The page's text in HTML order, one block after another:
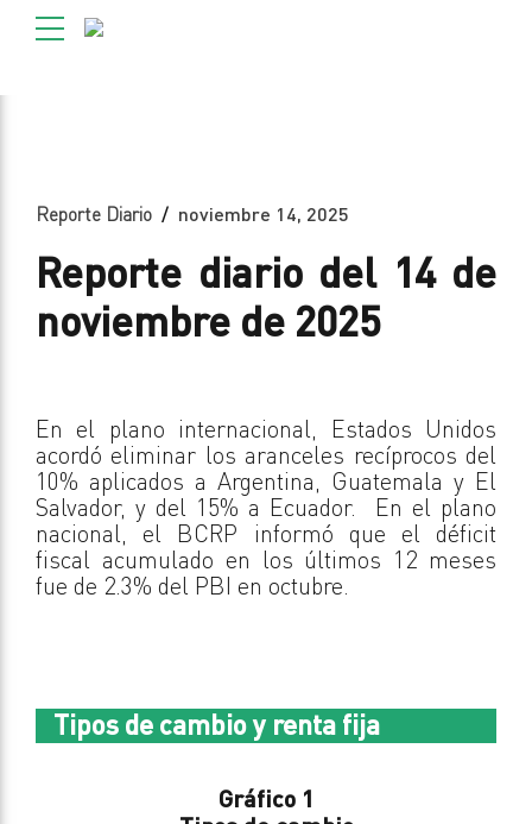
Reporte Diario noviembre 14, 2025
Reporte diario del 14 de
noviembre de 2025
En el plano internacional, Estados Unidos
acordó eliminar los aranceles recíprocos del
10% aplicados a Argentina, Guatemala y El
Salvador, y del 15% a Ecuador. En el plano
nacional, el BCRP informó que el déficit
fiscal acumulado en los últimos 12 meses
fue de 2.3% del PBI en octubre.
Tipos de cambio y renta fija
Gráfico 1